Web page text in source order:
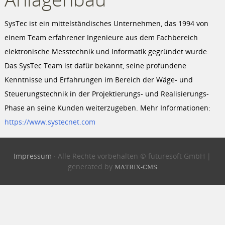
SysTec ist ein mittelständisches Unternehmen, das 1994 von
einem Team erfahrener Ingenieure aus dem Fachbereich
elektronische Messtechnik und Informatik gegründet wurde.
Das SysTec Team ist dafür bekannt, seine profundene
Kenntnisse und Erfahrungen im Bereich der Wäge- und
Steuerungstechnik in der Projektierungs- und Realisierungs-
Phase an seine Kunden weiterzugeben. Mehr Informationen:
https://www.systecnet.com
Impressum · Alle Rechte vorbehalten © futuresoft GmbH |
generated by MATRIX-CMS